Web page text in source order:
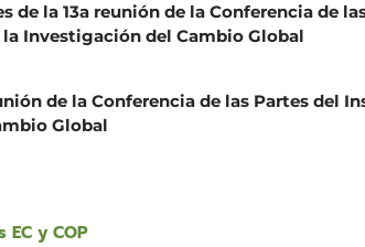
de la 13a reunión de la Conferencia de
Investigación del Cambio Global
de la Conferencia de las Partes del
Global
EC y COP